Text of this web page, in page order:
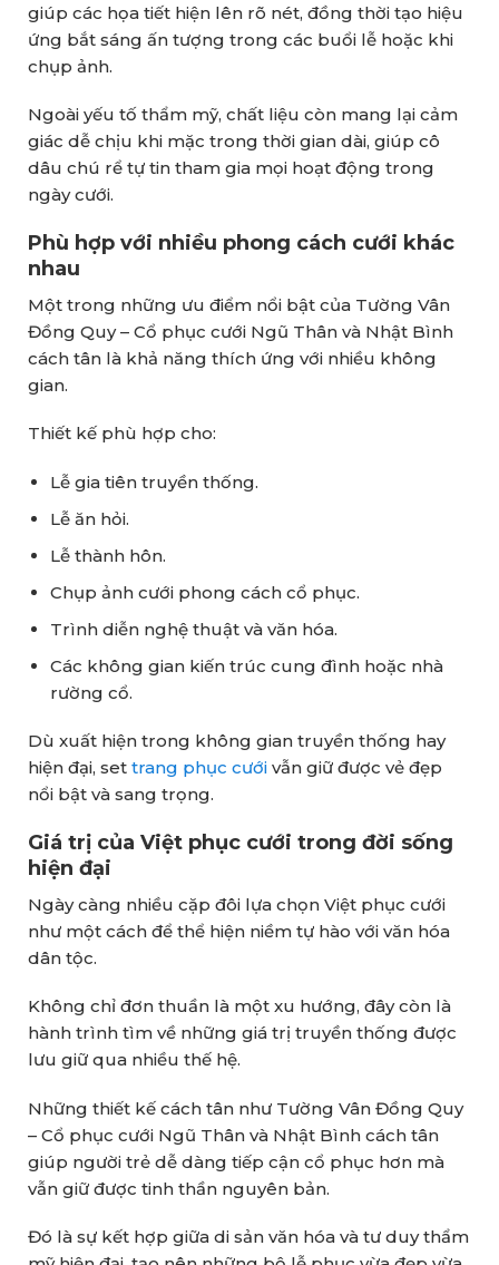
giúp các họa tiết hiện lên rõ nét, đồng thời tạo hiệu
ứng bắt sáng ấn tượng trong các buổi lễ hoặc khi
chụp ảnh.
Ngoài yếu tố thẩm mỹ, chất liệu còn mang lại cảm
giác dễ chịu khi mặc trong thời gian dài, giúp cô
dâu chú rể tự tin tham gia mọi hoạt động trong
ngày cưới.
Phù hợp với nhiều phong cách cưới khác
nhau
Một trong những ưu điểm nổi bật của Tường Vân
Đồng Quy – Cổ phục cưới Ngũ Thân và Nhật Bình
cách tân là khả năng thích ứng với nhiều không
gian.
Thiết kế phù hợp cho:
Lễ gia tiên truyền thống.
Lễ ăn hỏi.
Lễ thành hôn.
Chụp ảnh cưới phong cách cổ phục.
Trình diễn nghệ thuật và văn hóa.
Các không gian kiến trúc cung đình hoặc nhà
rường cổ.
Dù xuất hiện trong không gian truyền thống hay
hiện đại, set trang phục cưới vẫn giữ được vẻ đẹp
nổi bật và sang trọng.
Giá trị của Việt phục cưới trong đời sống
hiện đại
Ngày càng nhiều cặp đôi lựa chọn Việt phục cưới
như một cách để thể hiện niềm tự hào với văn hóa
dân tộc.
Không chỉ đơn thuần là một xu hướng, đây còn là
hành trình tìm về những giá trị truyền thống được
lưu giữ qua nhiều thế hệ.
Những thiết kế cách tân như Tường Vân Đồng Quy
– Cổ phục cưới Ngũ Thân và Nhật Bình cách tân
giúp người trẻ dễ dàng tiếp cận cổ phục hơn mà
vẫn giữ được tinh thần nguyên bản.
Đó là sự kết hợp giữa di sản văn hóa và tư duy thẩm